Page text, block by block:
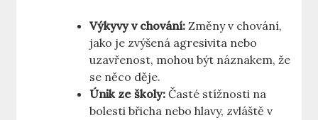
Výkyvy v chování: Změny v chování,
jako je zvýšená agresivita⁢ nebo
uzavřenost, mohou být náznakem, že
se‍ něco děje.
Únik ze školy: Časté stížnosti ⁣na
bolesti břicha nebo hlavy, zvláště v